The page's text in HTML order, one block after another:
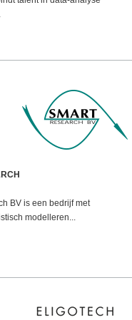
BV is een bedrijf met
modelleren...